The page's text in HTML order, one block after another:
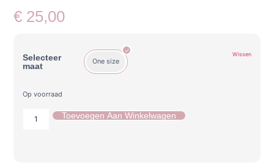
€ 25,00
Selecteer
maat
One size
Wissen
Op voorraad
Toevoegen Aan Winkelwagen